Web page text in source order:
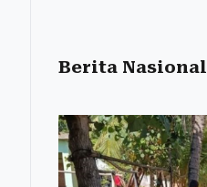
Berita Nasional